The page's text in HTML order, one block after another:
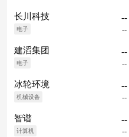
长川科技
电子
--
--
建滔集团
电子
--
--
冰轮环境
机械设备
--
--
智谱
计算机
--
--